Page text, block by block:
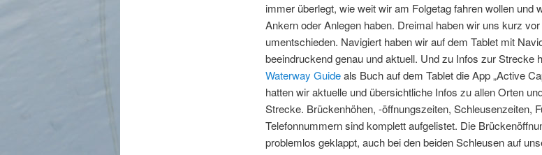
immer überlegt, wie weit wir am Folgetag fahren wollen und
Ankern oder Anlegen haben. Dreimal haben wir uns kurz
umentschieden. Navigiert haben wir auf dem Tablet mit
beeindruckend genau und aktuell. Und zu Infos zur Strecke
Waterway Guideals Buch auf dem Tablet die App „Active
hatten wir aktuelle und übersichtliche Infos zu allen Orten
Strecke. Brückenhöhen, -öffnungszeiten, Schleusenzeiten,
Telefonnummern sind komplett aufgelistet. Die
problemlos geklappt, auch bei den beiden Schleusen auf